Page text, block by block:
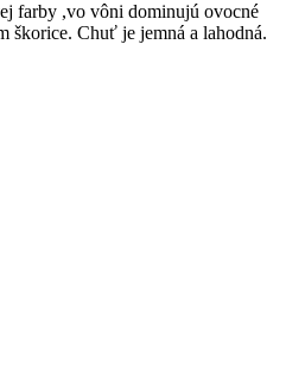
farby ,vo vôni dominujú ovocné
škorice. Chuť je jemná a lahodná.